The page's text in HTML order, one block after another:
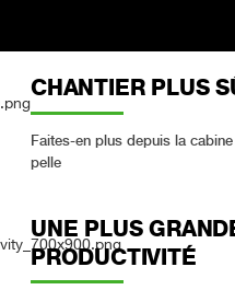
CHANTIER PLUS
Faites-en plus depuis la
pelle
UNE PLUS
PRODUCTIVITÉ